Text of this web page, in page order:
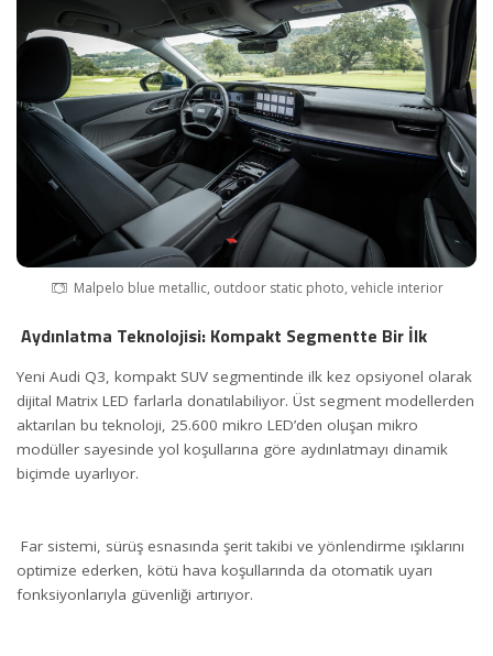
Malpelo blue metallic, outdoor static photo, vehicle interior
Aydınlatma Teknolojisi: Kompakt Segmentte Bir İlk
Yeni Audi Q3, kompakt SUV segmentinde ilk kez opsiyonel olarak
dijital Matrix LED farlarla donatılabiliyor. Üst segment modellerden
aktarılan bu teknoloji, 25.600 mikro LED’den oluşan mikro
modüller sayesinde yol koşullarına göre aydınlatmayı dinamik
biçimde uyarlıyor.
Far sistemi, sürüş esnasında şerit takibi ve yönlendirme ışıklarını
optimize ederken, kötü hava koşullarında da otomatik uyarı
fonksiyonlarıyla güvenliği artırıyor.